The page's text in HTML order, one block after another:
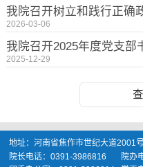
我院召开树立和践行正确
2026-03-06
我院召开2025年度党支部
2025-12-29
地址：河南省焦作市世纪大道
院长电话：0391-3986816 院办